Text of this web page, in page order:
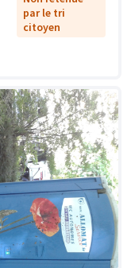
par le tri
citoyen